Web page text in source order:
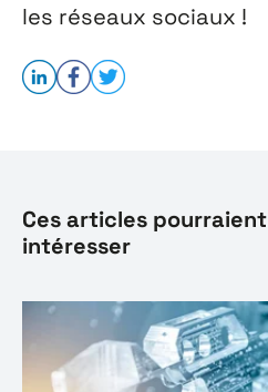
les réseaux sociaux !
Ces articles
intéresser